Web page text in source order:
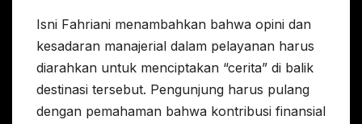
Isni Fahriani menambahkan bahwa opini dan
kesadaran manajerial dalam pelayanan harus
diarahkan untuk menciptakan “cerita” di balik
destinasi tersebut. Pengunjung harus pulang
dengan pemahaman bahwa kontribusi finansial